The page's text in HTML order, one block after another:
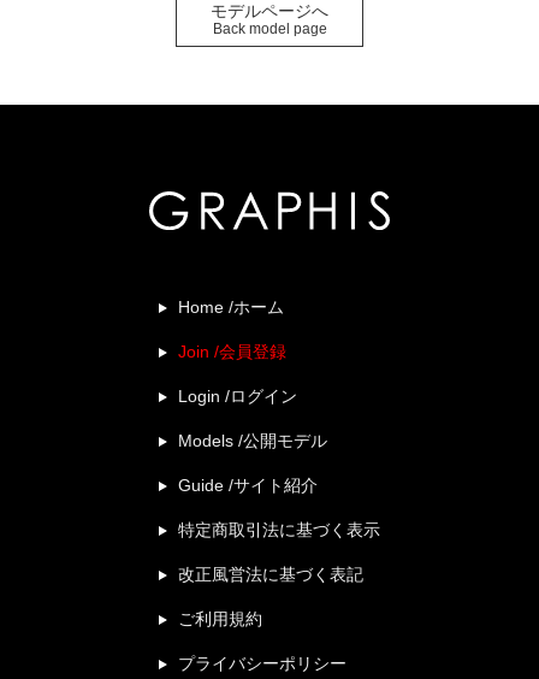
モデルページへ
Back model page
Home /ホーム
Join /会員登録
Login /ログイン
Models /公開モデル
Guide /サイト紹介
特定商取引法に基づく表示
改正風営法に基づく表記
ご利用規約
プライバシーポリシー